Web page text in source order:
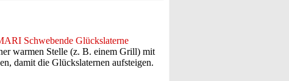
Schwebende Glückslaterne
warmen Stelle (z. B. einem Grill) mit
damit die Glückslaternen aufsteigen.